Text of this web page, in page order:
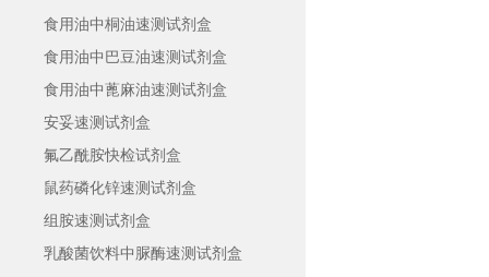
食用油中桐油速测试剂盒
食用油中巴豆油速测试剂盒
食用油中蓖麻油速测试剂盒
安妥速测试剂盒
氟乙酰胺快检试剂盒
鼠药磷化锌速测试剂盒
组胺速测试剂盒
乳酸菌饮料中脲酶速测试剂盒